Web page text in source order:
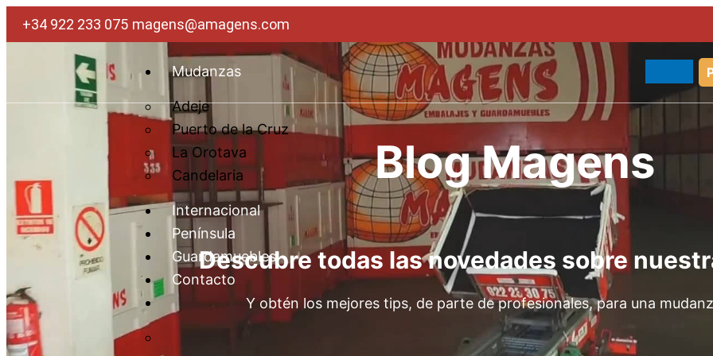
Ir
+34 922 233 075 magens@amagens.com
Mudanzas
Adeje
Puerto de la Cruz
La Orotava
Candelaria
Internacional
Península
Guardamuebles
Contacto
Blog Magens
Descubre todas las novedades sobre
Y obtén los mejores tips, de parte de profesionales, para una